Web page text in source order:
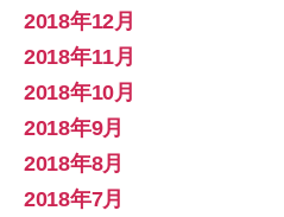
2018年12月
2018年11月
2018年10月
2018年9月
2018年8月
2018年7月